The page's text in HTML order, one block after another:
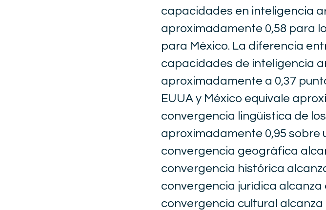
capacidades en inteligencia
aproximadamente 0,58 para
para México. La diferencia
capacidades de inteligencia
aproximadamente a 0,37
EUUA y México equivale
convergencia lingüística de
aproximadamente 0,95 sobre
convergencia geográfica
convergencia histórica
convergencia jurídica alcanza
convergencia cultural